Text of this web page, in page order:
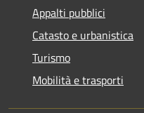
Appalti pubblici
Catasto e urbanistica
Turismo
Mobilità e trasporti